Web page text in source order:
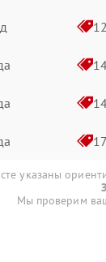
указаны
Мы проверим